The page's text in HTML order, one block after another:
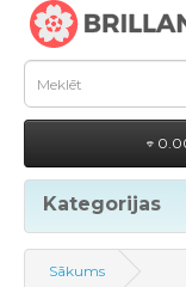
Kategorijas
Sākums